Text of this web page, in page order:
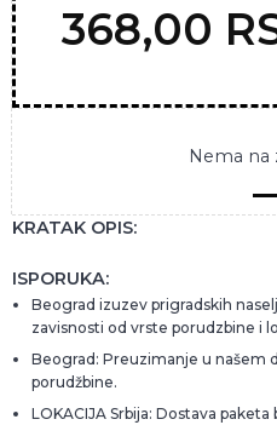
368,00
Nema na
KRATAK OPIS:
ISPORUKA:
Beograd izuzev prigradskih
zavisnosti od vrste porudzbine i
Beograd: Preuzimanje u našem
porudžbine.
LOKACIJA Srbija: Dostava